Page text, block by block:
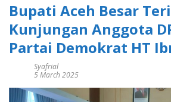
Bupati Aceh Besar
Kunjungan Anggota
Partai Demokrat HT
Syafrial
5 March 2025